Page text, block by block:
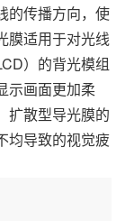
的传播方向，使
膜适用于对光线
）的背光模组
示画面更加柔
扩散型导光膜的
均导致的视觉疲